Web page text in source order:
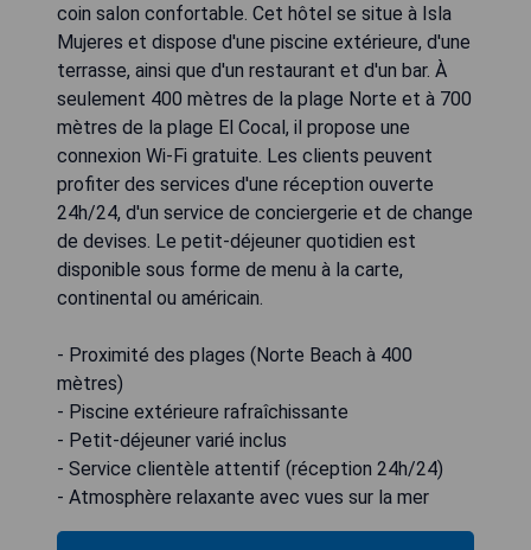
coin salon confortable. Cet hôtel se situe à Isla
Mujeres et dispose d'une piscine extérieure, d'une
terrasse, ainsi que d'un restaurant et d'un bar. À
seulement 400 mètres de la plage Norte et à 700
mètres de la plage El Cocal, il propose une
connexion Wi-Fi gratuite. Les clients peuvent
profiter des services d'une réception ouverte
24h/24, d'un service de conciergerie et de change
de devises. Le petit-déjeuner quotidien est
disponible sous forme de menu à la carte,
continental ou américain.
- Proximité des plages (Norte Beach à 400
mètres)
- Piscine extérieure rafraîchissante
- Petit-déjeuner varié inclus
- Service clientèle attentif (réception 24h/24)
- Atmosphère relaxante avec vues sur la mer